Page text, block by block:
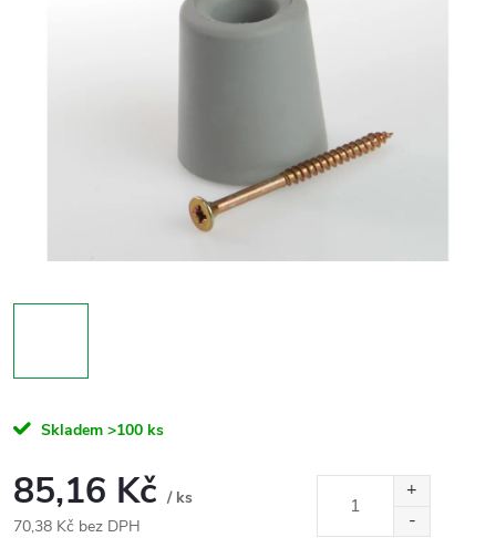
Skladem >100 ks
85,16 Kč / ks
70,38 Kč bez DPH